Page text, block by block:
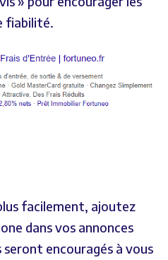
fiabilité.
facilement, ajoutez
dans vos annonces
encouragés à vous